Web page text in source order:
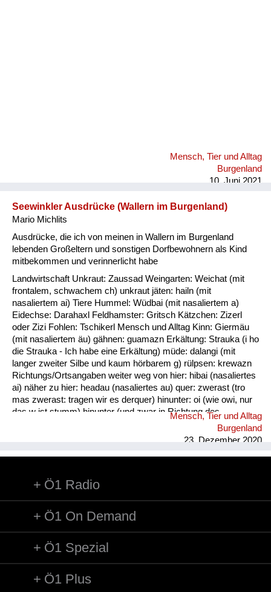
Mensch, Tier und Alltag
Burgenland
10. Juni 2021
Seewinkler Ausdrücke (Wallern im Burgenland)
Mario Michlits
Ausdrücke, die ich von meinen in Wallern im Burgenland
lebenden Großeltern und sonstigen Dorfbewohnern als Kind
mitbekommen und verinnerlicht habe
Landwirtschaft Unkraut: Zaussad Weingarten: Weichat (mit
frontalem, schwachem ch) unkraut jäten: hailn (mit
nasaliertem ai) Tiere Hummel: Wüdbai (mit nasaliertem a)
Eidechse: Darahaxl Feldhamster: Gritsch Kätzchen: Zizerl
oder Zizi Fohlen: Tschikerl Mensch und Alltag Kinn: Giermäu
(mit nasaliertem äu) gähnen: guamazn Erkältung: Strauka (i ho
die Strauka - Ich habe eine Erkältung) müde: dalangi (mit
langer zweiter Silbe und kaum hörbarem g) rülpsen: krewazn
Richtungs/Ortsangaben weiter weg von hier: hibai (nasaliertes
ai) näher zu hier: headau (nasaliertes au) quer: zwerast (tro
mas zwerast: tragen wir es derquer) hinunter: oi (wie owi, nur
das w ist stumm) hinunter (und zwar in Richtung des
Sprechers): oana (kim oana - komm herunter, und zwar zu
mir) weg: dui (kais dui - wirf es weg) werfen: kai (nasaliertes
Mensch, Tier und Alltag
Burgenland
23. Dezember 2020
Ö1 Radio
Ö1 On Demand
Ö1 Spezial
Ö1 Plus